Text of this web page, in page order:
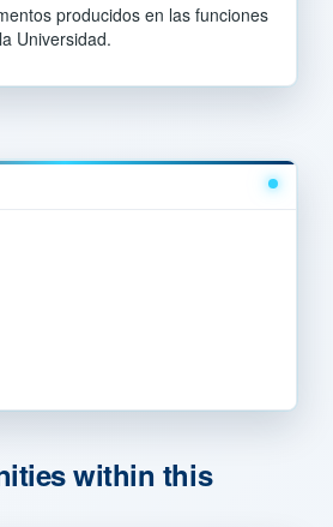
producidos en las funciones
Universidad.
within this